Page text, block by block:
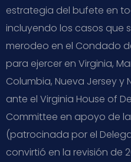
estrategia del bufete en
incluyendo los casos que
merodeo en el Condado
para ejercer en Virginia,
Columbia, Nueva Jersey y
ante el Virginia House of
Committee en apoyo de la
(patrocinada por el
convirtió en la revisión de